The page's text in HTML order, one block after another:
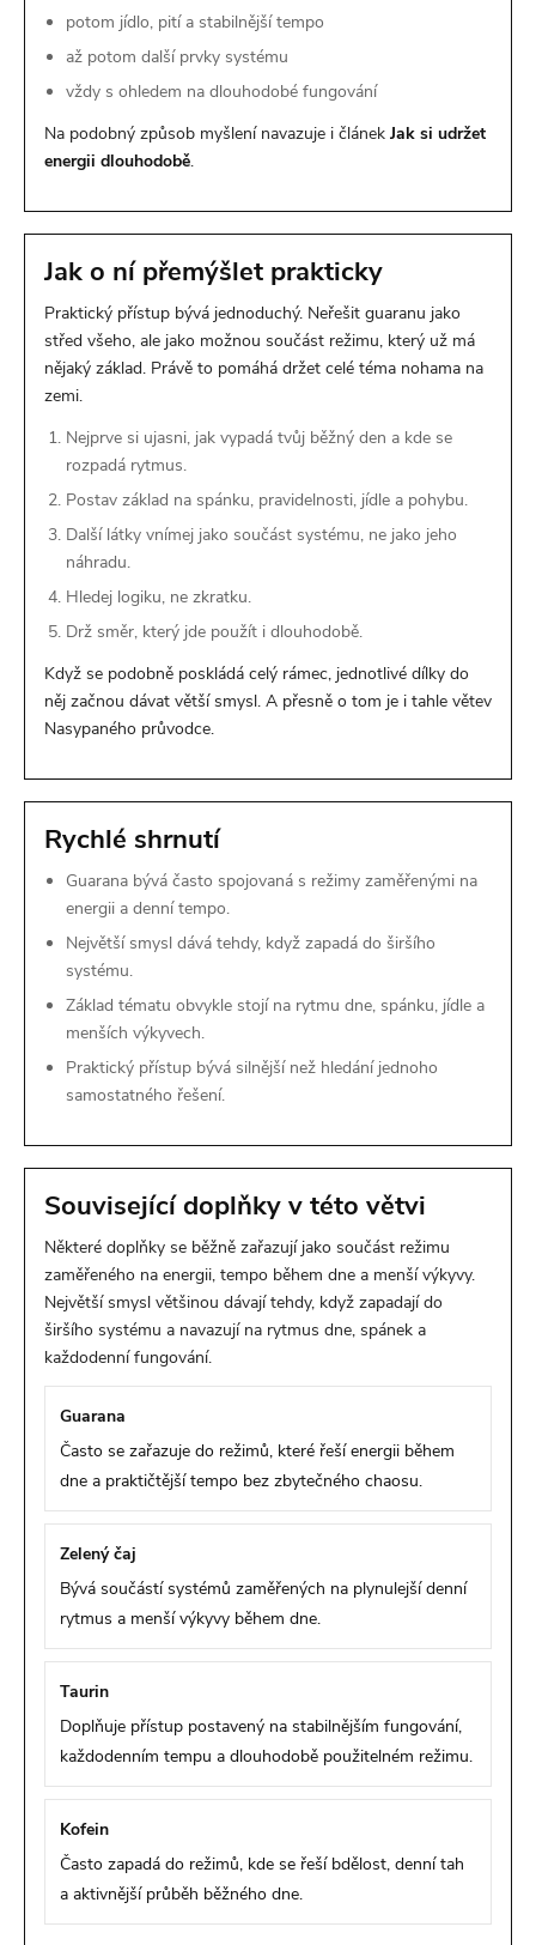
potom jídlo, pití a stabilnější tempo
až potom další prvky systému
vždy s ohledem na dlouhodobé fungování
Na podobný způsob myšlení navazuje i článek Jak si udržet
energii dlouhodobě.
Jak o ní přemýšlet prakticky
Praktický přístup bývá jednoduchý. Neřešit guaranu jako
střed všeho, ale jako možnou součást režimu, který už má
nějaký základ. Právě to pomáhá držet celé téma nohama na
zemi.
Nejprve si ujasni, jak vypadá tvůj běžný den a kde se
rozpadá rytmus.
Postav základ na spánku, pravidelnosti, jídle a pohybu.
Další látky vnímej jako součást systému, ne jako jeho
náhradu.
Hledej logiku, ne zkratku.
Drž směr, který jde použít i dlouhodobě.
Když se podobně poskládá celý rámec, jednotlivé dílky do
něj začnou dávat větší smysl. A přesně o tom je i tahle větev
Nasypaného průvodce.
Rychlé shrnutí
Guarana bývá často spojovaná s režimy zaměřenými na
energii a denní tempo.
Největší smysl dává tehdy, když zapadá do širšího
systému.
Základ tématu obvykle stojí na rytmu dne, spánku, jídle a
menších výkyvech.
Praktický přístup bývá silnější než hledání jednoho
samostatného řešení.
Související doplňky v této větvi
Některé doplňky se běžně zařazují jako součást režimu
zaměřeného na energii, tempo během dne a menší výkyvy.
Největší smysl většinou dávají tehdy, když zapadají do
širšího systému a navazují na rytmus dne, spánek a
každodenní fungování.
Guarana
Často se zařazuje do režimů, které řeší energii během
dne a praktičtější tempo bez zbytečného chaosu.
Zelený čaj
Bývá součástí systémů zaměřených na plynulejší denní
rytmus a menší výkyvy během dne.
Taurin
Doplňuje přístup postavený na stabilnějším fungování,
každodenním tempu a dlouhodobě použitelném režimu.
Kofein
Často zapadá do režimů, kde se řeší bdělost, denní tah
a aktivnější průběh běžného dne.